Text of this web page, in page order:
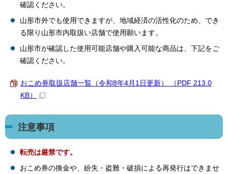
確認ください。
山形市外でも使用できますが、地域経済の活性化のため、でき
る限り山形市内取扱い店舗で使用願います。
山形市が確認した使用可能店舗や購入可能な商品は、下記をご
確認ください。
おこめ券取扱店舗一覧（令和8年4月1日更新） （PDF 213.0
KB）
注意事項
転売は厳禁です。
おこめ券の換金や、紛失・盗難・破損による再発行はできませ